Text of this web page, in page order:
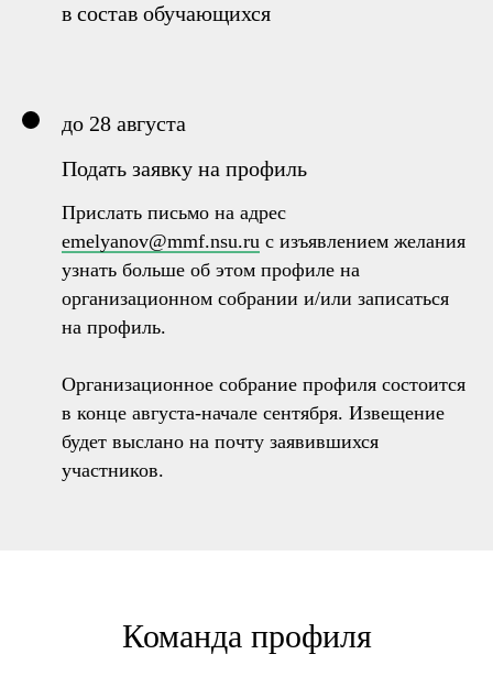
в состав обучающихся
до 28 августа
Подать заявку на профиль
Прислать письмо на адрес
emelyanov@mmf.nsu.ru с изъявлением желания
узнать больше об этом профиле на
организационном собрании и/или записаться
на профиль.
Организационное собрание профиля состоится
в конце августа-начале сентября. Извещение
будет выслано на почту заявившихся
участников.
Команда профиля